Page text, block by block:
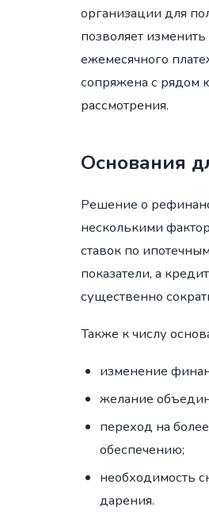
организации для
позволяет
ежемесячного
сопряжена с рядом
рассмотрения.
Основания
Решение о
несколькими
ставок по
показатели, а
существенно
Также к числу
изменение
желание
переход на
обеспечению;
необходимость
дарения.